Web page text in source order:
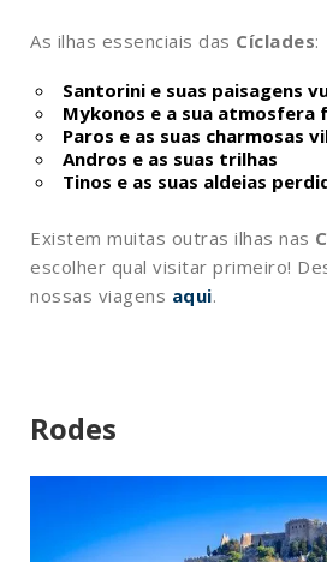
As ilhas essenciais das Cíclades:
Santorini e suas paisagens
Mykonos e a sua atmosfera
Paros e as suas charmosas
Andros e as suas trilhas
Tinos e as suas aldeias
Existem muitas outras ilhas nas
escolher qual visitar primeiro!
nossas viagens aqui.
Rodes